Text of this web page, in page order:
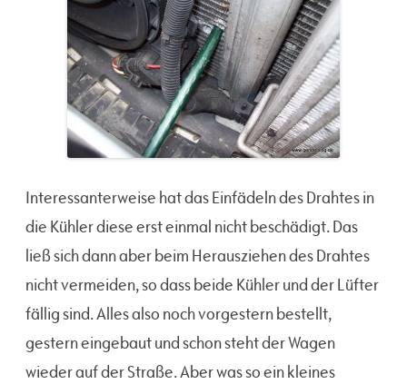
Interessanterweise hat das Einfädeln des Drahtes in
die Kühler diese erst einmal nicht beschädigt. Das
ließ sich dann aber beim Herausziehen des Drahtes
nicht vermeiden, so dass beide Kühler und der Lüfter
fällig sind. Alles also noch vorgestern bestellt,
gestern eingebaut und schon steht der Wagen
wieder auf der Straße. Aber was so ein kleines